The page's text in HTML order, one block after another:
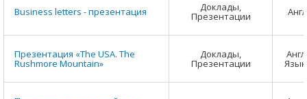
Business letters - презентация Доклады,
Презентации
Презентация «The USA. The
Rushmore Mountain»
Доклады,
Презентации